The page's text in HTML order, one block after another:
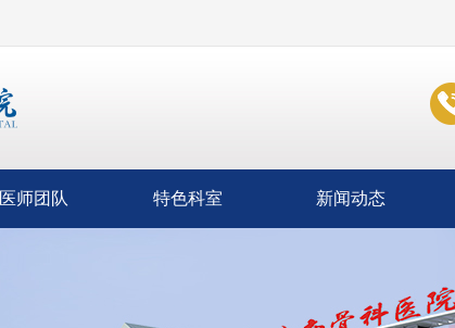
医师团队 特色科室 新闻动态